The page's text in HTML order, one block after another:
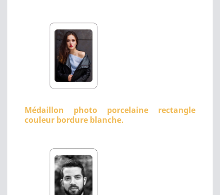
Médaillon photo porcelaine rectangle
couleur bordure blanche.